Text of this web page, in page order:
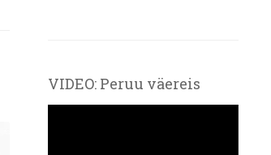
VIDEO: Peruu väereis